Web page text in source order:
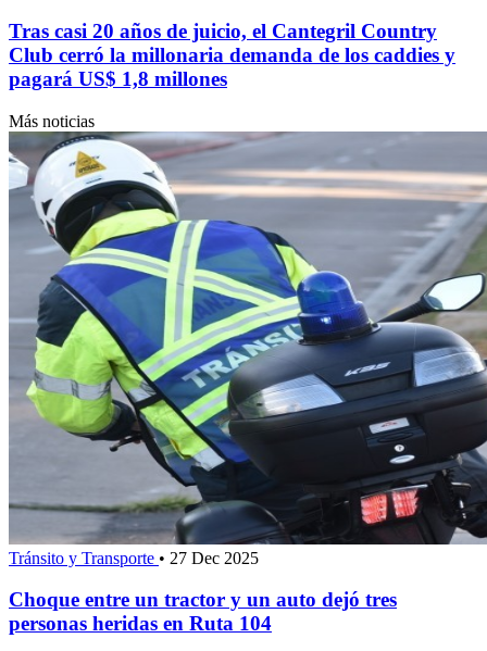
Tras casi 20 años de juicio, el Cantegril Country
Club cerró la millonaria demanda de los caddies y
pagará US$ 1,8 millones
Más noticias
Tránsito y Transporte • 27 Dec 2025
Choque entre un tractor y un auto dejó tres
personas heridas en Ruta 104